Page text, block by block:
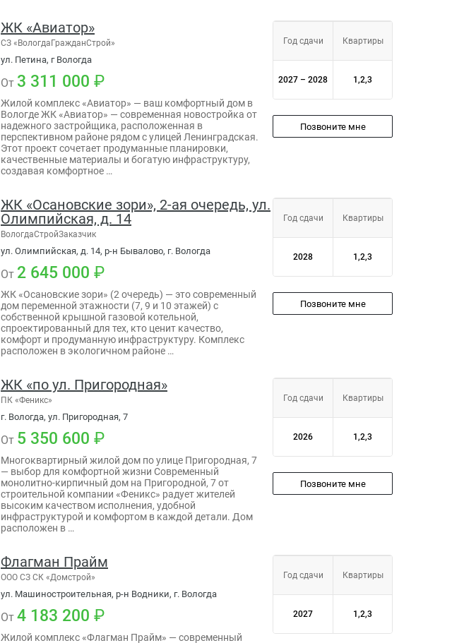
ЖК «Авиатор»
СЗ «ВологдаГражданСтрой»
ул. Петина, г Вологда
От 3 311 000
Жилой комплекс «Авиатор» — ваш комфортный дом в
Вологде ЖК «Авиатор» — современная новостройка от
надежного застройщика, расположенная в
перспективном районе рядом с улицей Ленинградская.
Этот проект сочетает продуманные планировки,
качественные материалы и богатую инфраструктуру,
создавая комфортное …
Год сдачи Квартиры
2027 – 2028 1,2,3
Позвоните мне
ЖК «Осановские зори», 2-ая очередь, ул.
Олимпийская, д. 14
ВологдаСтройЗаказчик
ул. Олимпийская, д. 14, р-н Бывалово, г. Вологда
От 2 645 000
ЖК «Осановские зори» (2 очередь) — это современный
дом переменной этажности (7, 9 и 10 этажей) с
собственной крышной газовой котельной,
спроектированный для тех, кто ценит качество,
комфорт и продуманную инфраструктуру. Комплекс
расположен в экологичном районе …
Год сдачи Квартиры
2028 1,2,3
Позвоните мне
ЖК «по ул. Пригородная»
ПК «Феникс»
г. Вологда, ул. Пригородная, 7
От 5 350 600
Многоквартирный жилой дом по улице Пригородная, 7
— выбор для комфортной жизни Современный
монолитно-кирпичный дом на Пригородной, 7 от
строительной компании «Феникс» радует жителей
высоким качеством исполнения, удобной
инфраструктурой и комфортом в каждой детали. Дом
расположен в …
Год сдачи Квартиры
2026 1,2,3
Позвоните мне
Флагман Прайм
ООО СЗ СК «Домcтрой»
ул. Машиностроительная, р-н Водники, г. Вологда
От 4 183 200
Жилой комплекс «Флагман Прайм» — современный
Год сдачи Квартиры
2027 1,2,3